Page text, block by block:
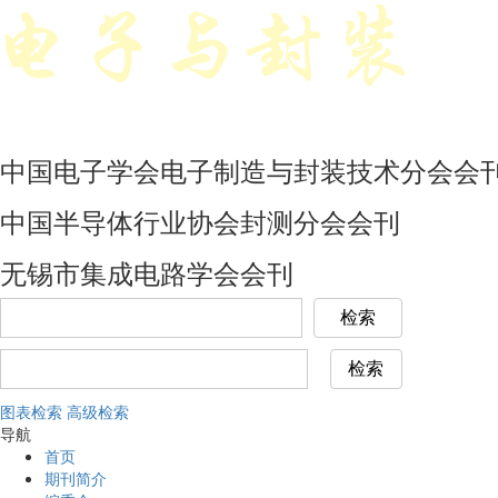
中国电子学会电子制造与封装技术分会会
中国半导体行业协会封测分会会刊
无锡市集成电路学会会刊
图表检索 高级检索
导航
首页
期刊简介